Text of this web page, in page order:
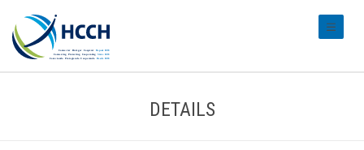
DETAILS